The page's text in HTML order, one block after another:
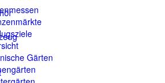
Gärten